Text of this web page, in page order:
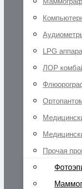
LPG
ЛОР
Прочая